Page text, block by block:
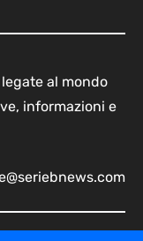
al mondo
informazioni e